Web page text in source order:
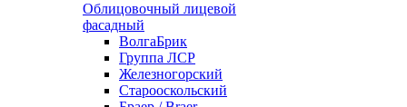
Облицовочный лицевой
фасадный
ВолгаБрик
Группа ЛСР
Железногорский
Старооскольский